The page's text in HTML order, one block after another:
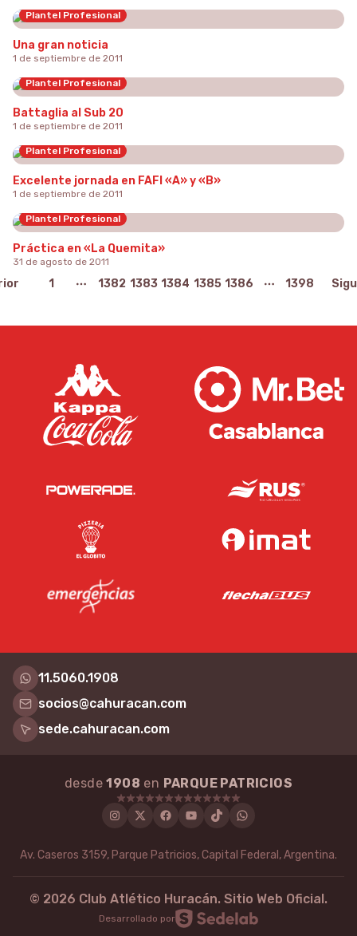
Plantel Profesional
Una gran noticia
1 de septiembre de 2011
Plantel Profesional
Battaglia al Sub 20
1 de septiembre de 2011
Plantel Profesional
Excelente jornada en FAFI «A» y «B»
1 de septiembre de 2011
Plantel Profesional
Práctica en «La Quemita»
31 de agosto de 2011
1
More pages
1382 1383 1384 1385 1386
More pages
1398
11.5060.1908
socios@cahuracan.com
sede.cahuracan.com
desde1908 en PARQUE PATRICIOS
Instagram
TwitterFacebook
Youtube
TiktokWhatsApp
Av. Caseros 3159, Parque Patricios, Capital Federal, Argentina.
© 2026 Club Atlético Huracán. Sitio Web Oficial.
Desarrollado por